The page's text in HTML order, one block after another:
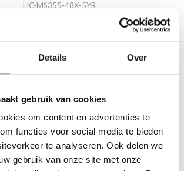
Details Over
gebruik van cookies
om content en advertenties te
functies voor social media te bieden
te analyseren. Ook delen we
gebruik van onze site met onze
LIC-MS355-48X-5YR
Based on 0 reviews
geschreven over dit product..